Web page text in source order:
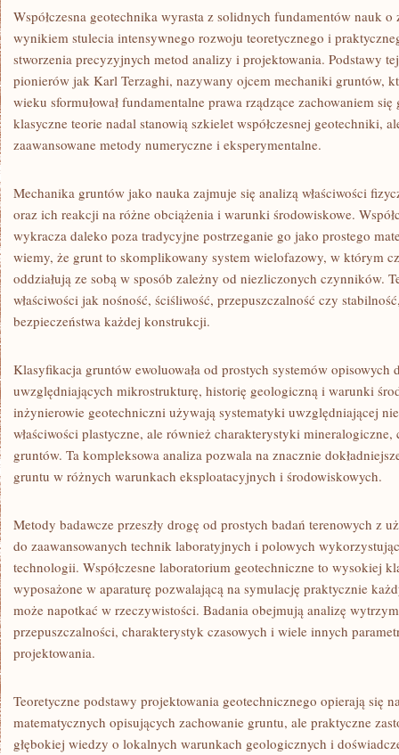
Współczesna geotechnika wyrasta z solidnych fundamentów nauk o
wynikiem stulecia intensywnego rozwoju teoretycznego i
stworzenia precyzyjnych metod analizy i projektowania. Podstawy
pionierów jak Karl Terzaghi, nazywany ojcem mechaniki gruntów,
wieku sformułował fundamentalne prawa rządzące zachowaniem
klasyczne teorie nadal stanowią szkielet współczesnej geotechniki,
zaawansowane metody numeryczne i eksperymentalne.
Mechanika gruntów jako nauka zajmuje się analizą właściwości
oraz ich reakcji na różne obciążenia i warunki środowiskowe.
wykracza daleko poza tradycyjne postrzeganie go jako prostego
wiemy, że grunt to skomplikowany system wielofazowy, w którym
oddziałują ze sobą w sposób zależny od niezliczonych czynników.
właściwości jak nośność, ściśliwość, przepuszczalność czy
bezpieczeństwa każdej konstrukcji.
Klasyfikacja gruntów ewoluowała od prostych systemów opisowych
uwzględniających mikrostrukturę, historię geologiczną i warunki
inżynierowie geotechniczni używają systematyki uwzględniającej
właściwości plastyczne, ale również charakterystyki
gruntów. Ta kompleksowa analiza pozwala na znacznie
gruntu w różnych warunkach eksploatacyjnych i środowiskowych.
Metody badawcze przeszły drogę od prostych badań terenowych z
do zaawansowanych technik laboratyjnych i polowych
technologii. Współczesne laboratorium geotechniczne to wysokiej
wyposażone w aparaturę pozwalającą na symulację praktycznie
może napotkać w rzeczywistości. Badania obejmują analizę
przepuszczalności, charakterystyk czasowych i wiele innych
projektowania.
Teoretyczne podstawy projektowania geotechnicznego opierają się
matematycznych opisujących zachowanie gruntu, ale praktyczne
głębokiej wiedzy o lokalnych warunkach geologicznych i